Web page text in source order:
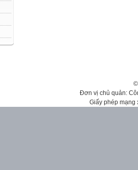
Đơn vị chủ quản:
Giấy phép mạng